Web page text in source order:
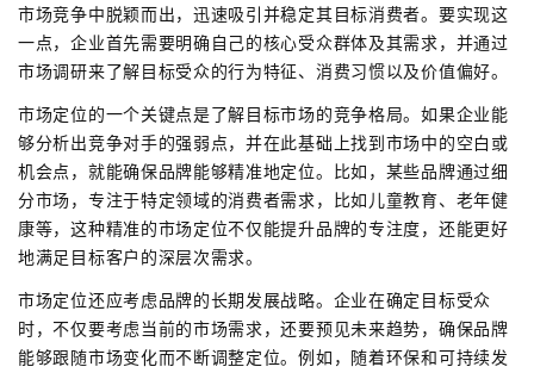
市场竞争中脱颖而出，迅速吸引并稳定其目标消费者。要实现这
一点，企业首先需要明确自己的核心受众群体及其需求，并通过
市场调研来了解目标受众的行为特征、消费习惯以及价值偏好。
市场定位的一个关键点是了解目标市场的竞争格局。如果企业能
够分析出竞争对手的强弱点，并在此基础上找到市场中的空白或
机会点，就能确保品牌能够精准地定位。比如，某些品牌通过细
分市场，专注于特定领域的消费者需求，比如儿童教育、老年健
康等，这种精准的市场定位不仅能提升品牌的专注度，还能更好
地满足目标客户的深层次需求。
市场定位还应考虑品牌的长期发展战略。企业在确定目标受众
时，不仅要考虑当前的市场需求，还要预见未来趋势，确保品牌
能够跟随市场变化而不断调整定位。例如，随着环保和可持续发